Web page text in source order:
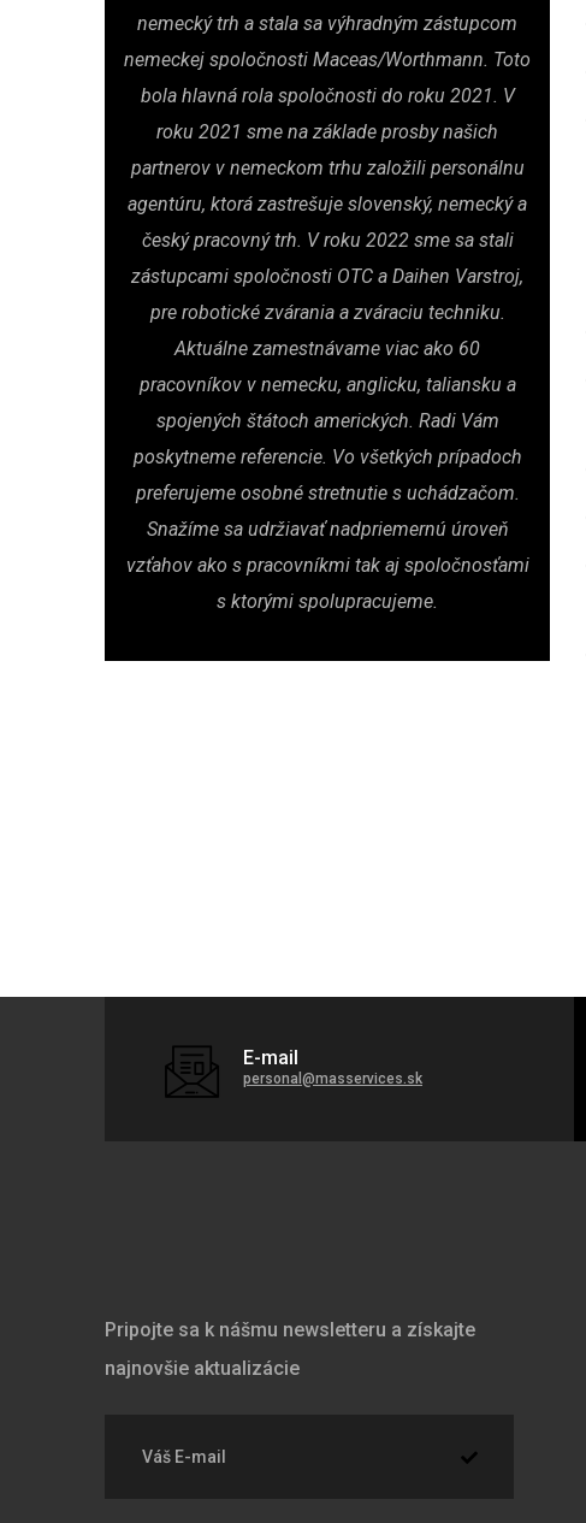
nemecký trh a stala sa výhradným zástupcom
nemeckej spoločnosti Maceas/Worthmann. Toto
bola hlavná rola spoločnosti do roku 2021. V
roku 2021 sme na základe prosby našich
partnerov v nemeckom trhu založili personálnu
agentúru, ktorá zastrešuje slovenský, nemecký a
český pracovný trh. V roku 2022 sme sa stali
zástupcami spoločnosti OTC a Daihen Varstroj,
pre robotické zvárania a zváraciu techniku.
Aktuálne zamestnávame viac ako 60
pracovníkov v nemecku, anglicku, taliansku a
spojených štátoch amerických. Radi Vám
poskytneme referencie. Vo všetkých prípadoch
preferujeme osobné stretnutie s uchádzačom.
Snažíme sa udržiavať nadpriemernú úroveň
vzťahov ako s pracovníkmi tak aj spoločnosťami
s ktorými spolupracujeme.
E-mail
personal@masservices.sk
Pripojte sa k nášmu newsletteru a získajte
najnovšie aktualizácie